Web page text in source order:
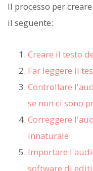
Il processo per
il seguente:
Creare il testo
Far leggere il
Controllare
se non ci sono
Correggere
innaturale
Importare
software di